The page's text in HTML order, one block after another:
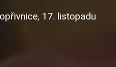
17. listopadu